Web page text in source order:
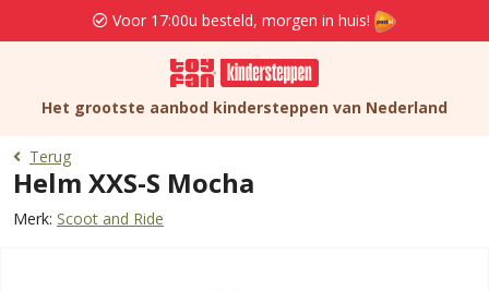
Voor 17:00u besteld, morgen in huis!
Het grootste aanbod kindersteppen van Nederland
Terug
Helm XXS-S Mocha
Merk: Scoot and Ride